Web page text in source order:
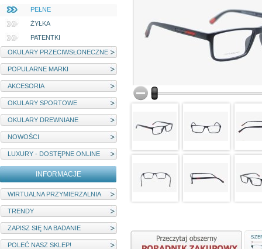
PEŁNE
ŻYŁKA
PATENTKI
OKULARY PRZECIWSŁONECZNE
POPULARNE MARKI
AKCESORIA
OKULARY SPORTOWE
OKULARY DREWNIANE
NOWOŚCI
LUXURY - DOSTĘPNE ONLINE
INFORMACJE
WIRTUALNA PRZYMIERZALNIA
TRENDY
ZAPISZ SIĘ NA BADANIE
POLEĆ NASZ SKLEP!